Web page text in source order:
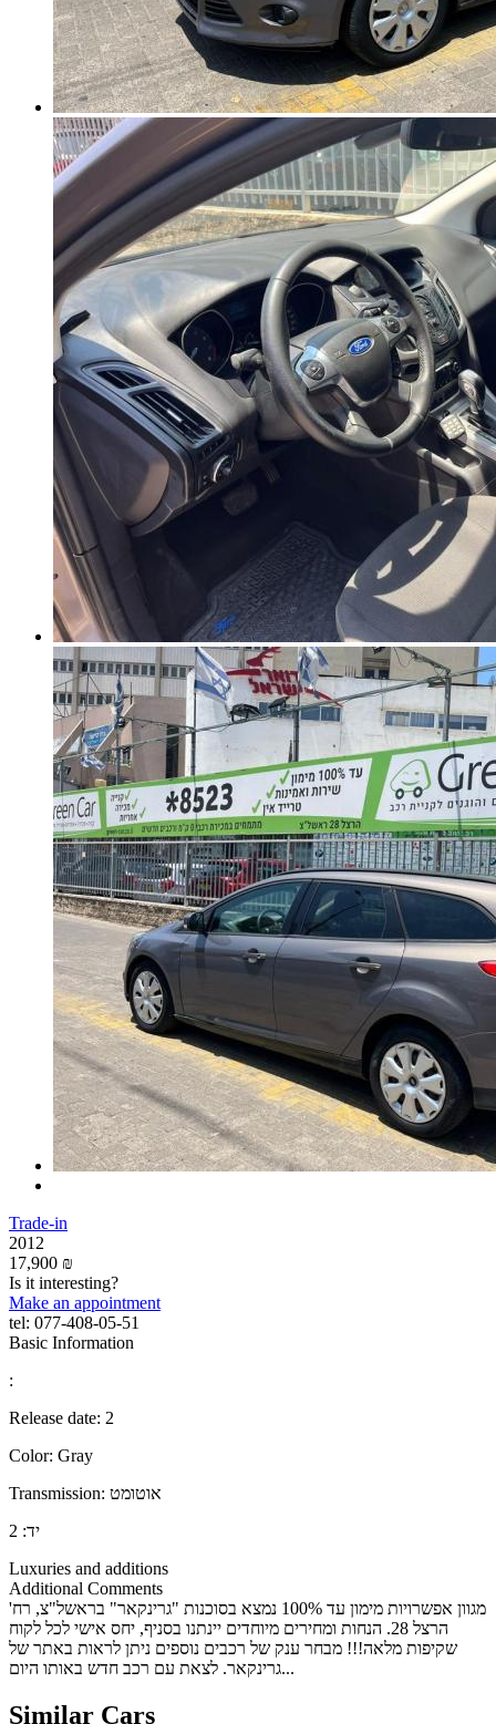
Trade-in
2012
17,900 ₪
Is it interesting?
Make an appointment
tel: 077-408-05-51
Basic Information
:
Release date: 2
Color: Gray
Transmission: אוטומט
יד: 2
Luxuries and additions
Additional Comments
מגוון אפשרויות מימון עד 100% נמצא בסוכנות "גרינקאר" בראשל"צ, רח'
הרצל 28. הנחות ומחירים מיוחדים יינתנו בסניף, יחס אישי לכל לקוח
שקיפות מלאה!!! מבחר ענק של רכבים נוספים ניתן לראות באתר של
גרינקאר. לצאת עם רכב חדש באותו היום...
Similar Cars